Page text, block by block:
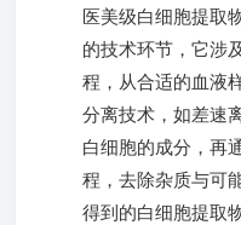
医美级白细胞提取
的技术环节，它涉
程，从合适的血液
分离技术，如差速
白细胞的成分，再
程，去除杂质与可
得到的白细胞提取